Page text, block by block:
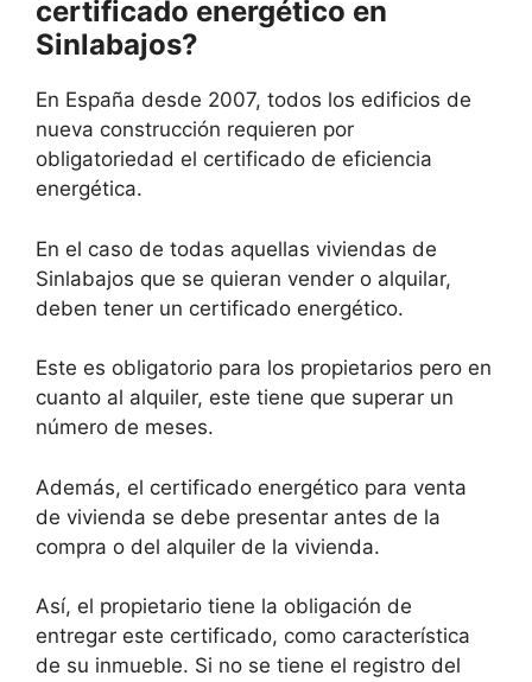
certificado energético en
Sinlabajos?
En España desde 2007, todos los edificios de
nueva construcción requieren por
obligatoriedad el certificado de eficiencia
energética.
En el caso de todas aquellas viviendas de
Sinlabajos que se quieran vender o alquilar,
deben tener un certificado energético.
Este es obligatorio para los propietarios pero en
cuanto al alquiler, este tiene que superar un
número de meses.
Además, el certificado energético para venta
de vivienda se debe presentar antes de la
compra o del alquiler de la vivienda.
Así, el propietario tiene la obligación de
entregar este certificado, como característica
de su inmueble. Si no se tiene el registro del